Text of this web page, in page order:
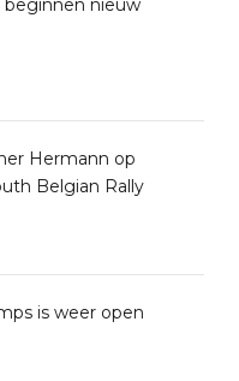
beginnen nieuw
Hermann op
Belgian Rally
is weer open